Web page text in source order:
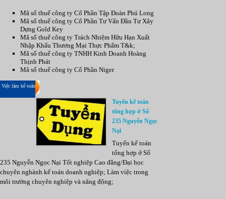
Mã số thuế công ty Cổ Phần Tập Đoàn Phú Long
Mã số thuế công ty Cổ Phần Tư Vấn Đầu Tư Xây
Dựng Gold Key
Mã số thuế công ty Trách Nhiệm Hữu Hạn Xuất
Nhập Khẩu Thương Mại Thực Phẩm T&k;
Mã số thuế công ty TNHH Kinh Doanh Hoàng
Thịnh Phát
Mã số thuế công ty Cổ Phần Niger
Việc làm kế toán
Tuyển kế toán
tổng hợp ở Số
235 Nguyễn Ngọc
Nại
Tuyển kế toán
tổng hợp ở Số
235 Nguyễn Ngọc Nại Tốt nghiệp Cao đẳng/Đại học
chuyên nghành kế toán doanh nghiệp; Làm việc trong
môi trường chuyên nghiệp và năng động;